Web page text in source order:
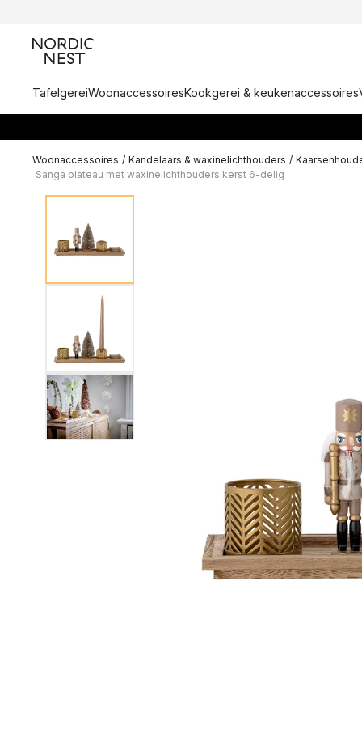
TafelgereiWoonaccessoiresKookgerei & keukenaccessoires
Woonaccessoires / Kandelaars & waxinelichthouders /
Sanga plateau met waxinelichthouders kerst 6-delig